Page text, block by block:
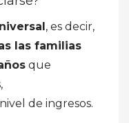
, es decir,
las familias
que
de ingresos.